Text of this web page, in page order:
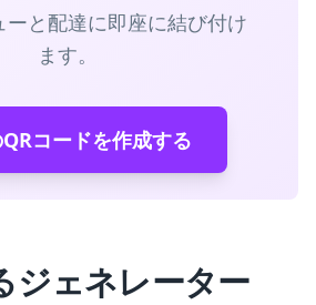
ーと配達に即座に結び付け
ます。
コードを作成する
ジェネレーター